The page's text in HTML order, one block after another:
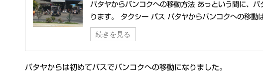
パタヤからバンコクへの移動方法 あっという間に、
ります。 タクシー バス パタヤからバンコクへの移動
続きを見る
パタヤからは初めてバスでバンコクへの移動になりました。